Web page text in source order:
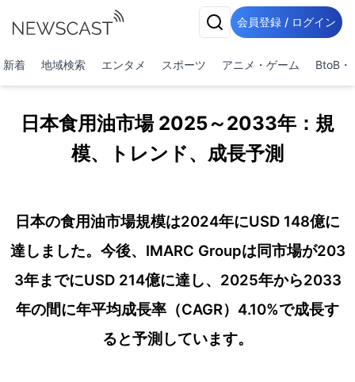
会員登録 / ログイン
新着 地域検索 エンタメ スポーツ アニメ・ゲーム BtoB・
日本食用油市場 2025～2033年：規
模、トレンド、成長予測
日本の食用油市場規模は2024年にUSD 148億に
達しました。今後、IMARC Groupは同市場が203
3年までにUSD 214億に達し、2025年から2033
年の間に年平均成長率（CAGR）4.10%で成長す
ると予測しています。